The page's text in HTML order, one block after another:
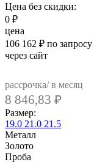
Цена без скидки:
0 ₽
цена
106 162 ₽ по запросу
через сайт
рассрочка/ в месяц
8 846,83 ₽
Размер:
19.0 21.0 21.5
Металл
Золото
Проба